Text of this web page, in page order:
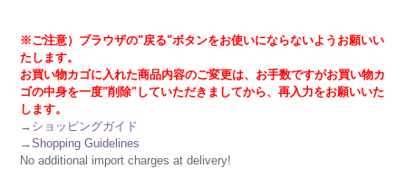
※ご注意）ブラウザの"戻る"ボタンをお使いにならないようお願いい
たします。
お買い物カゴに入れた商品内容のご変更は、お手数ですがお買い物カ
ゴの中身を一度"削除"していただきましてから、再入力をお願いいた
します。
→ ショッピングガイド
→Shopping Guidelines
No additional import charges at delivery!